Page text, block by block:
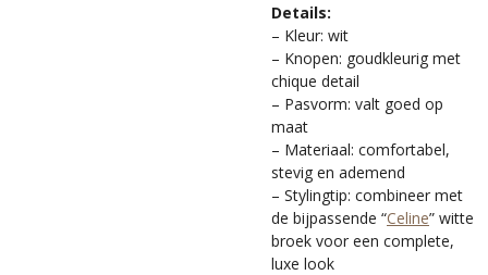
Details:
– Kleur: wit
– Knopen: goudkleurig met
chique detail
– Pasvorm: valt goed op
maat
– Materiaal: comfortabel,
stevig en ademend
– Stylingtip: combineer met
de bijpassende “Celine” witte
broek voor een complete,
luxe look